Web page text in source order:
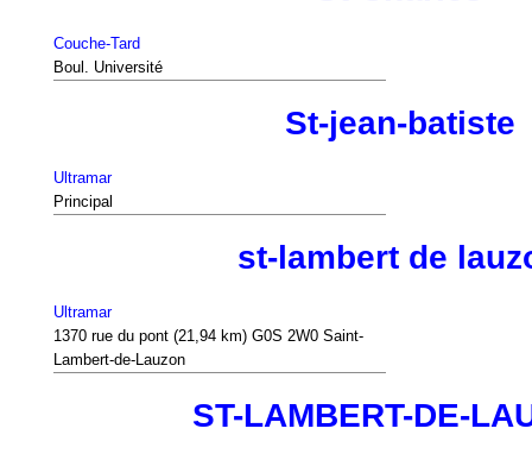
Couche-Tard
Boul. Université
St-jean-batiste
Ultramar
Principal
st-lambert de
Ultramar
1370 rue du pont (21,94 km) G0S 2W0 Saint-
Lambert-de-Lauzon
ST-LAMBERT-DE-